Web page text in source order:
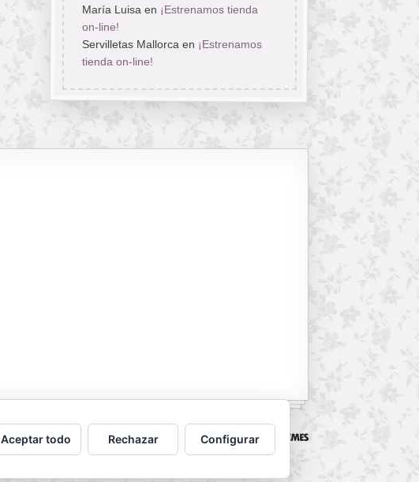
María Luisaen ¡Estrenamos tienda
on-line!
Servilletas Mallorcaen ¡Estrenamos
tienda on-line!
Powered byWordPress . Designed by
Aceptar todo Rechazar Configurar